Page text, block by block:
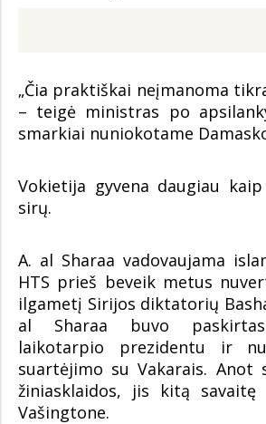
„Čia praktiškai neįmanoma
– teigė ministras po
smarkiai nuniokotame
Vokietija gyvena daugiau
sirų.
A. al Sharaa vadovaujama
HTS prieš beveik metus
ilgametį Sirijos diktatorių
al Sharaa buvo
laikotarpio prezidentu ir
suartėjimo su Vakarais. Anot
žiniasklaidos, jis kitą savaitę
Vašingtone.